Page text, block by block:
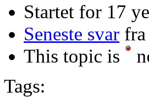
Startet for 17
Seneste svar fra
This topic is
Tags: